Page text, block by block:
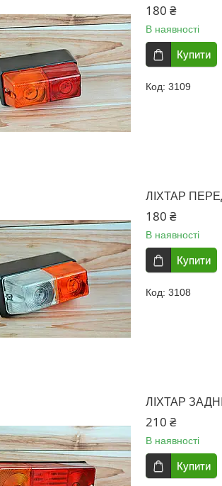
180 ₴
В наявності
Купити
3109
ЛІХТАР
180 ₴
В наявності
Купити
3108
ЛІХТАР
210 ₴
В наявності
Купити